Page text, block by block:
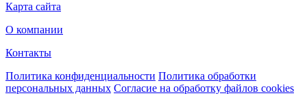
Карта сайта
О компании
Контакты
Политика конфиденциальности Политика обработки
персональных данных Согласие на обработку файлов cookies